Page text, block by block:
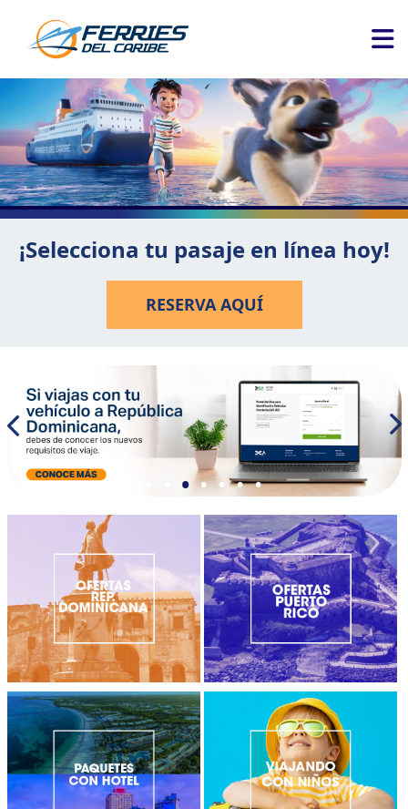
¡Selecciona tu pasaje en línea hoy!
RESERVA AQUÍ
• • • • •